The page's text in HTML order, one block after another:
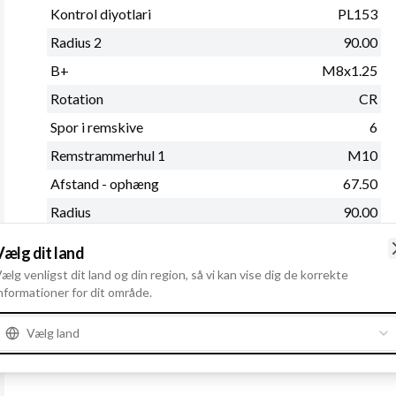
Kontrol diyotlari
PL153
Radius 2
90.00
B+
M8x1.25
Rotation
CR
Spor i remskive
6
Remstrammerhul 1
M10
Afstand - ophæng
67.50
Radius
90.00
Se mere
dit land
venligst dit land og din region, så vi kan vise dig de korrekte
for dit område.
Vælg land